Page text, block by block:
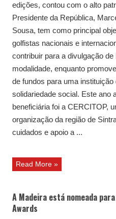
edições, contou com o alto
Presidente da República,
Sousa, tem como principal
golfistas nacionais e
contribuir para a divulgação de
modalidade, enquanto
de fundos para uma instituição
solidariedade social. Este ano
beneficiária foi a CERCITOP,
organização da região de
cuidados e apoio a ...
Read More »
A Madeira está nomeada
Awards